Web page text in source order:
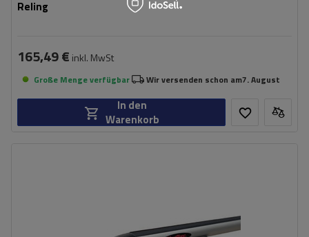
Reling
165,49 € inkl. MwSt
Große Menge verfügbar Wir versenden schon am7. August
In den
Warenkorb